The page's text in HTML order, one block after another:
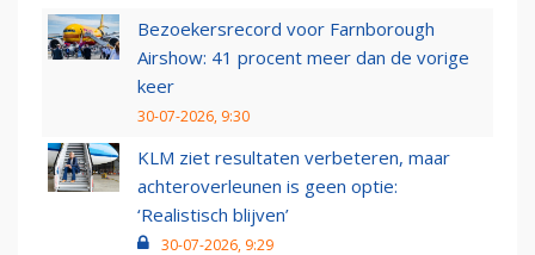
Bezoekersrecord voor Farnborough
Airshow: 41 procent meer dan de vorige
keer
30-07-2026, 9:30
KLM ziet resultaten verbeteren, maar
achteroverleunen is geen optie:
‘Realistisch blijven’
30-07-2026, 9:29